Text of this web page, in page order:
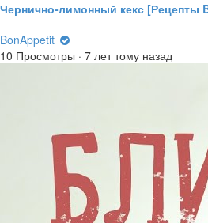
Чернично-лимонный кекс [Рецепты
BonAppetit
10 Просмотры · 7 лет тому назад